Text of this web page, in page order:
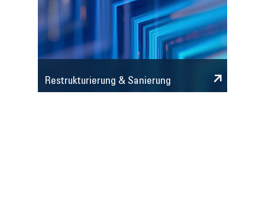
Restrukturierung & Sanierung